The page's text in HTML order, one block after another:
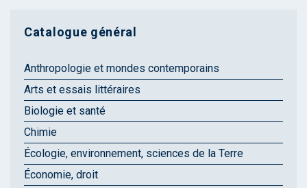
Catalogue général
Anthropologie et mondes contemporains
Arts et essais littéraires
Biologie et santé
Chimie
Écologie, environnement, sciences de la Terre
Économie, droit